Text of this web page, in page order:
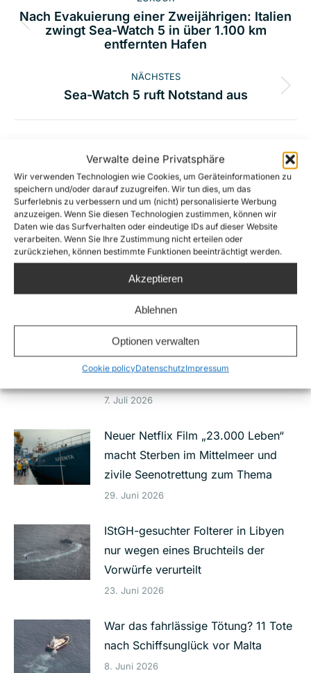
Verwalte deine Privatsphäre
Wir verwenden Technologien wie Cookies, um Geräteinformationen zu
speichern und/oder darauf zuzugreifen. Wir tun dies, um das
Surferlebnis zu verbessern und um (nicht) personalisierte Werbung
anzuzeigen. Wenn Sie diesen Technologien zustimmen, können wir
Daten wie das Surfverhalten oder eindeutige IDs auf dieser Website
verarbeiten. Wenn Sie Ihre Zustimmung nicht erteilen oder
zurückziehen, können bestimmte Funktionen beeinträchtigt werden.
Akzeptieren
Ablehnen
Optionen verwalten
Cookie policyDatenschutzImpressum
Vorheriger
Beitrag:
Nach Evakuierung einer Zweijährigen: Italien
zwingt Sea-Watch 5 in über 1.100 km
entfernten Hafen
NÄCHSTES
Nächster
Sea-Watch 5 ruft Notstand aus
Related Posts
Die extreme Rechte macht die
Rettung von Menschenleben zum
Gegenstand einer
Verleumdungskampagne
16. Juli 2026
Eilantrag gegen Bundesregierung
wegen unterlassener
7. Juli 2026
Neuer Netflix Film „23.000 Leben“
macht Sterben im Mittelmeer und
zivile Seenotrettung zum Thema
29. Juni 2026
IStGH-gesuchter Folterer in Libyen
nur wegen eines Bruchteils der
Vorwürfe verurteilt
23. Juni 2026
War das fahrlässige Tötung? 11 Tote
nach Schiffsunglück vor Malta
8. Juni 2026